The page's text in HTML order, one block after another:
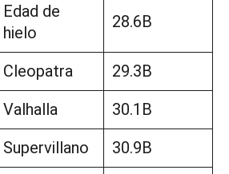
Edad de
hielo
28.6B
Cleopatra
29.3B
Valhalla
30.1B
Supervillano 30.9B